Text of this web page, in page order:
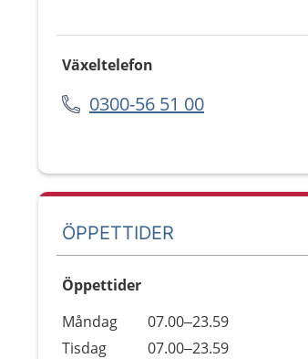
Växeltelefon
0300-56 51 00
ÖPPETTIDER
Öppettider
Dag
Öppettider
Kommentarer
Måndag
07.00–23.59
Tisdag
07.00–23.59